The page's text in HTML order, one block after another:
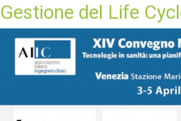
Gestione del Life